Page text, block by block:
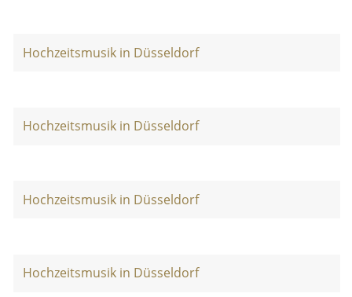
Hochzeitsmusik in Düsseldorf
Hochzeitsmusik in Düsseldorf
Hochzeitsmusik in Düsseldorf
Hochzeitsmusik in Düsseldorf